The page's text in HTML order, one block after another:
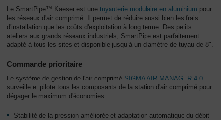
Le SmartPipe™ Kaeser est une tuyauterie modulaire en aluminium pour
les réseaux d'air comprimé. Il permet de réduire aussi bien les frais
d'installation que les coûts d'exploitation à long terme. Des petits
ateliers aux grands réseaux industriels, SmartPipe est parfaitement
adapté à tous les sites et disponible jusqu’à un diamètre de tuyau de 8".
Commande prioritaire
Le système de gestion de l'air comprimé SIGMA AIR MANAGER 4.0
surveille et pilote tous les composants de la station d'air comprimé pour
dégager le maximum d'économies.
Stabilité de la pression améliorée et adaptation automatique du débit